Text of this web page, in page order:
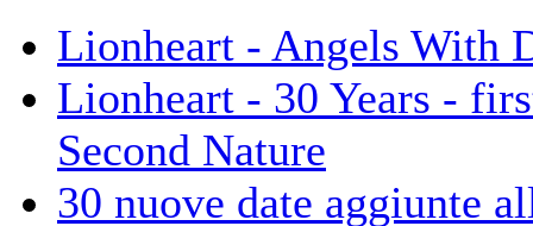
Lionheart - Angels With
Lionheart - 30 Years -
Second Nature
30 nuove date aggiunte